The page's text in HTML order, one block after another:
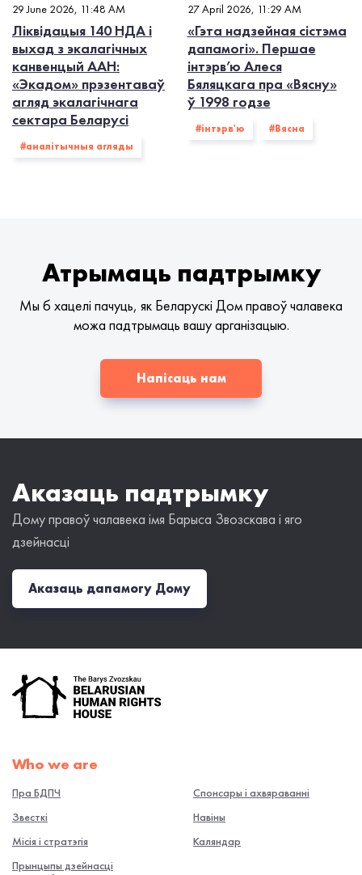
29 June 2026, 11:48 AM
Ліквідацыя 140 НДА і
выхад з экалагiчных
канвенцый ААН:
«Экадом» прэзентаваў
агляд экалагічнага
сектара Беларусі
#аналітычныя агляды
27 April 2026, 11:29 AM
«Гэта надзейная сістэма
дапамогі». Першае
інтэрв’ю Алеся
Бяляцкага пра «Вясну»
ў 1998 годзе
#інтэрв'ю #Вясна
Атрымаць падтрымку
Мы б хацелі пачуць, як Беларускі Дом правоў чалавека
можа падтрымаць вашу арганізацыю.
Напісаць нам
Аказаць падтрымку
Дому правоў чалавека імя Барыса Звозскава і яго
дзейнасці
Аказаць дапамогу Дому
Who we are
Пра БДПЧ
Звесткі
Місія і стратэгія
Прынцыпы дзейнасці
Спонсары і ахвяраванні
Навiны
Каляндар